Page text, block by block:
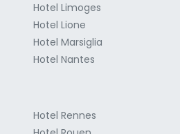
Hotel Limoges
Hotel Lione
Hotel Marsiglia
Hotel Nantes
Hotel Rennes